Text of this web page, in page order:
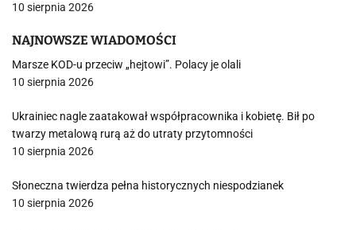
10 sierpnia 2026
NAJNOWSZE WIADOMOŚCI
Marsze KOD-u przeciw „hejtowi”. Polacy je olali
10 sierpnia 2026
Ukrainiec nagle zaatakował współpracownika i kobietę. Bił po
twarzy metalową rurą aż do utraty przytomności
10 sierpnia 2026
Słoneczna twierdza pełna historycznych niespodzianek
10 sierpnia 2026